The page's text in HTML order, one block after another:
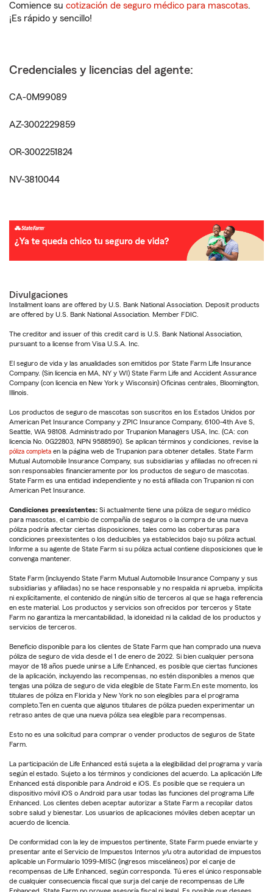
Comience su cotización de seguro médico para mascotas.
¡Es rápido y sencillo!
Credenciales y licencias del agente:
CA-0M99089
AZ-3002229859
OR-3002251824
NV-3810044
Divulgaciones
Installment loans are offered by U.S. Bank National Association. Deposit products
are offered by U.S. Bank National Association. Member FDIC.
The creditor and issuer of this credit card is U.S. Bank National Association,
pursuant to a license from Visa U.S.A. Inc.
El seguro de vida y las anualidades son emitidos por State Farm Life Insurance
Company. (Sin licencia en MA, NY y WI) State Farm Life and Accident Assurance
Company (con licencia en New York y Wisconsin) Oficinas centrales, Bloomington,
Illinois.
Los productos de seguro de mascotas son suscritos en los Estados Unidos por
American Pet Insurance Company y ZPIC Insurance Company, 6100-4th Ave S,
Seattle, WA 98108. Administrado por Trupanion Managers USA, Inc. (CA: con
licencia No. 0G22803, NPN 9588590). Se aplican términos y condiciones, revise la
póliza completa en la página web de Trupanion para obtener detalles. State Farm
Mutual Automobile Insurance Company, sus subsidiarias y afiliadas no ofrecen ni
son responsables financieramente por los productos de seguro de mascotas.
State Farm es una entidad independiente y no está afiliada con Trupanion ni con
American Pet Insurance.
Condiciones preexistentes: Si actualmente tiene una póliza de seguro médico
para mascotas, el cambio de compañía de seguros o la compra de una nueva
póliza podría afectar ciertas disposiciones, tales como las coberturas para
condiciones preexistentes o los deducibles ya establecidos bajo su póliza actual.
Informe a su agente de State Farm si su póliza actual contiene disposiciones que le
convenga mantener.
State Farm (incluyendo State Farm Mutual Automobile Insurance Company y sus
subsidiarias y afiliadas) no se hace responsable y no respalda ni aprueba, implícita
ni explícitamente, el contenido de ningún sitio de terceros al que se haga referencia
en este material. Los productos y servicios son ofrecidos por terceros y State
Farm no garantiza la mercantabilidad, la idoneidad ni la calidad de los productos y
servicios de terceros.
Beneficio disponible para los clientes de State Farm que han comprado una nueva
póliza de seguro de vida desde el 1 de enero de 2022. Si bien cualquier persona
mayor de 18 años puede unirse a Life Enhanced, es posible que ciertas funciones
de la aplicación, incluyendo las recompensas, no estén disponibles a menos que
tengas una póliza de seguro de vida elegible de State Farm.En este momento, los
titulares de póliza en Florida y New York no son elegibles para el programa
completo.Ten en cuenta que algunos titulares de póliza pueden experimentar un
retraso antes de que una nueva póliza sea elegible para recompensas.
Esto no es una solicitud para comprar o vender productos de seguros de State
Farm.
La participación de Life Enhanced está sujeta a la elegibilidad del programa y varía
según el estado. Sujeto a los términos y condiciones del acuerdo. La aplicación Life
Enhanced está disponible para Android e iOS. Es posible que se requiera un
dispositivo móvil iOS o Android para usar todas las funciones del programa Life
Enhanced. Los clientes deben aceptar autorizar a State Farm a recopilar datos
sobre salud y bienestar. Los usuarios de aplicaciones móviles deben aceptar un
acuerdo de licencia.
De conformidad con la ley de impuestos pertinente, State Farm puede enviarte y
presentar ante el Servicio de Impuestos Internos y/u otra autoridad de impuestos
aplicable un Formulario 1099-MISC (ingresos misceláneos) por el canje de
recompensas de Life Enhanced, según corresponda. Tú eres el único responsable
de cualquier consecuencia fiscal que surja del canje de recompensas de Life